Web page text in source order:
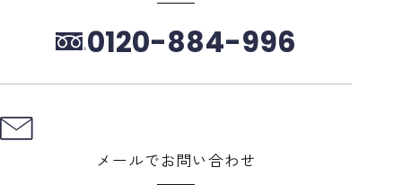
0120-884-996
メールでお問い合わせ